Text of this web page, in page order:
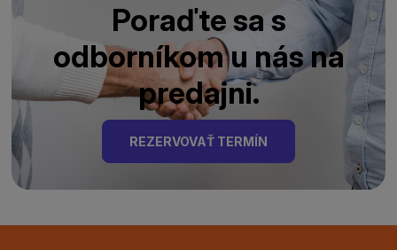
Poraďte sa s
odborníkom u nás na
predajni.
REZERVOVAŤ TERMÍN